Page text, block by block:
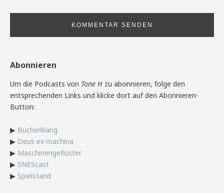
Abonnieren
Um die Podcasts von Tone H zu abonnieren, folge den
entsprechenden Links und klicke dort auf den Abonnieren-
Button:
▶ Bücherklang
▶ Deus ex machina
▶ Maschinengeflüster
▶ SNEScast
▶ Spielstand